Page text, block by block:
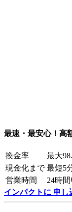
最速・最安心！高
換金率
最大
現金化まで 最短5
営業時間
24時
インパクトに 申し